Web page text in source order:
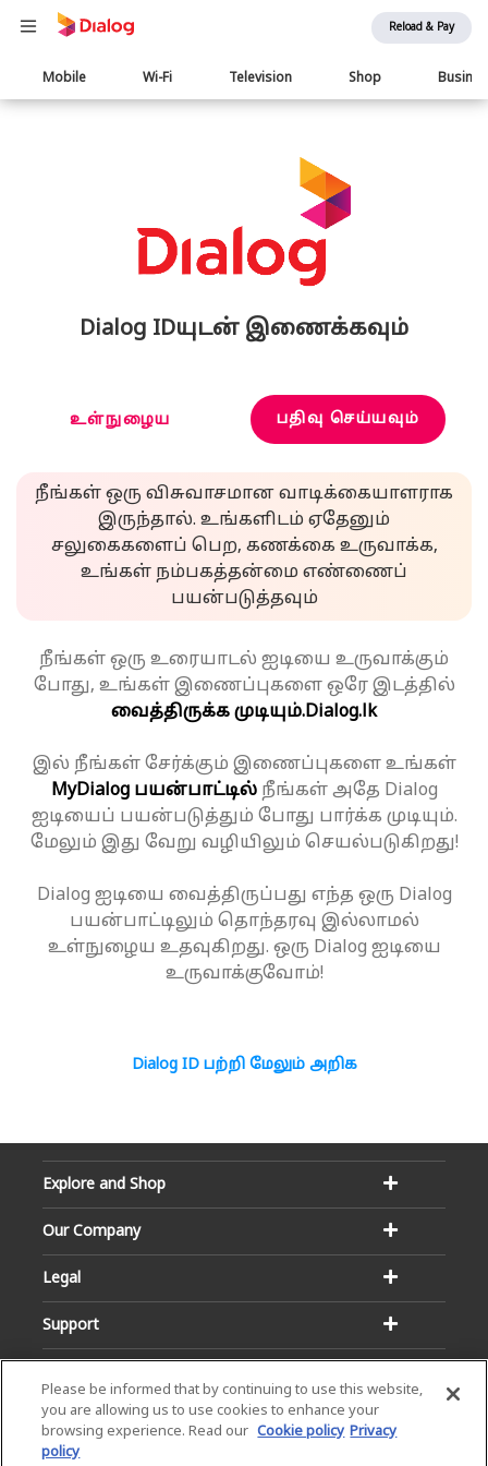
Reload & Pay
Main
navigation
Mobile Wi-Fi Television Shop
Dialog IDயுடன் இணைக்கவும்
உள்நுழைய பதிவு செய்யவும்
நீங்கள் ஒரு விசுவாசமான வாடிக்கையாளராக
இருந்தால். உங்களிடம் ஏதேனும்
சலுகைகளைப் பெற, கணக்கை உருவாக்க,
உங்கள் நம்பகத்தன்மை எண்ணைப்
பயன்படுத்தவும்
நீங்கள் ஒரு உரையாடல் ஐடியை உருவாக்கும்
போது, உங்கள் இணைப்புகளை ஒரே இடத்தில்
வைத்திருக்க முடியும்.Dialog.lk
இல் நீங்கள் சேர்க்கும் இணைப்புகளை உங்கள்
MyDialog பயன்பாட்டில்நீங்கள் அதே Dialog
ஐடியைப் பயன்படுத்தும் போது பார்க்க முடியும்.
மேலும் இது வேறு வழியிலும் செயல்படுகிறது!
Dialog ஐடியை வைத்திருப்பது எந்த ஒரு Dialog
பயன்பாட்டிலும் தொந்தரவு இல்லாமல்
உள்நுழைய உதவுகிறது. ஒரு Dialog ஐடியை
உருவாக்குவோம்!
Dialog ID பற்றி மேலும் அறிக
Explore and Shop
Our Company
Legal
Support
Please be informed that by continuing to use this website,
you are allowing us to use cookies to enhance your
browsing experience. Read our Cookie policy Privacy
policy